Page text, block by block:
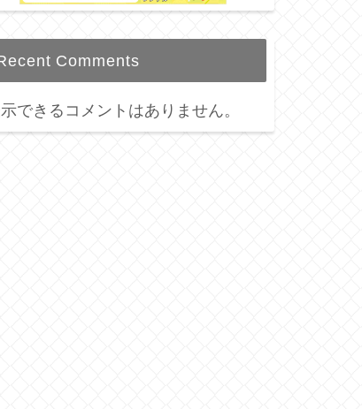
Comments
できるコメントはありません。